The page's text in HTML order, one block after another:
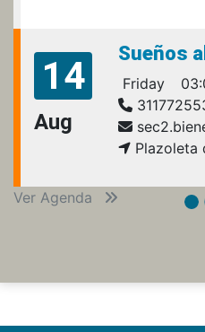
14
Aug
Sueños
Friday
Plazoleta
Ver Agenda